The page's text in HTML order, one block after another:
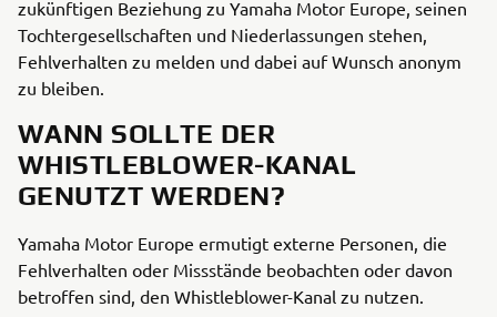
zukünftigen Beziehung zu Yamaha Motor Europe, seinen
Tochtergesellschaften und Niederlassungen stehen,
Fehlverhalten zu melden und dabei auf Wunsch anonym
zu bleiben.
WANN SOLLTE DER
WHISTLEBLOWER-KANAL
GENUTZT WERDEN?
Yamaha Motor Europe ermutigt externe Personen, die
Fehlverhalten oder Missstände beobachten oder davon
betroffen sind, den Whistleblower-Kanal zu nutzen.